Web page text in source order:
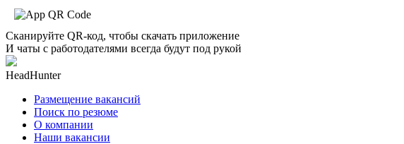
Сканируйте QR-код, чтобы скачать приложение
И чаты с работодателями всегда будут под рукой
HeadHunter
Размещение вакансий
Поиск по резюме
О компании
Наши вакансии